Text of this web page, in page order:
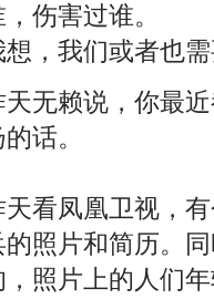
伤害过谁。
我们或者也需
赖说，你最近
话。
凤凰卫视，有
的照片和简历。
，照片上的人们